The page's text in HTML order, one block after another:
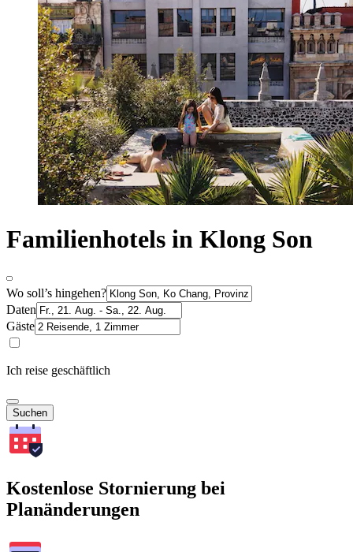
Familienhotels in Klong Son
Wo soll’s hingehen?
Daten
Gäste
Ich reise geschäftlich
Suchen
Kostenlose Stornierung bei
Planänderungen